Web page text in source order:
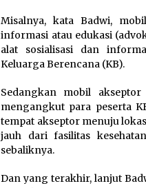
Misalnya, kata Badwi,
informasi atau edukasi
alat sosialisasi dan
Keluarga Berencana (KB).
Sedangkan mobil
mengangkut para peserta
tempat akseptor menuju
jauh dari fasilitas
sebaliknya.
Dan yang terakhir, lanjut